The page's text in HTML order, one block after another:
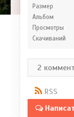
Размер
Альбом
Просмотры
Скачиваний
RSS